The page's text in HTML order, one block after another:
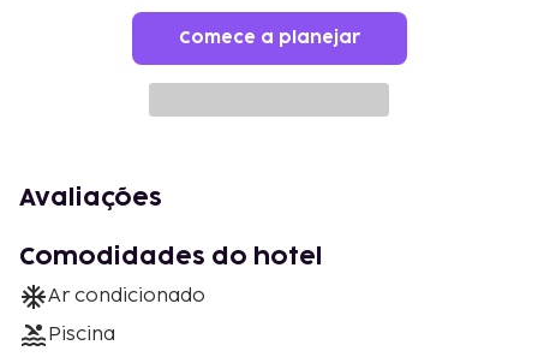
Comece a planejar
Avaliações
Comodidades do hotel
Ar condicionado
Piscina